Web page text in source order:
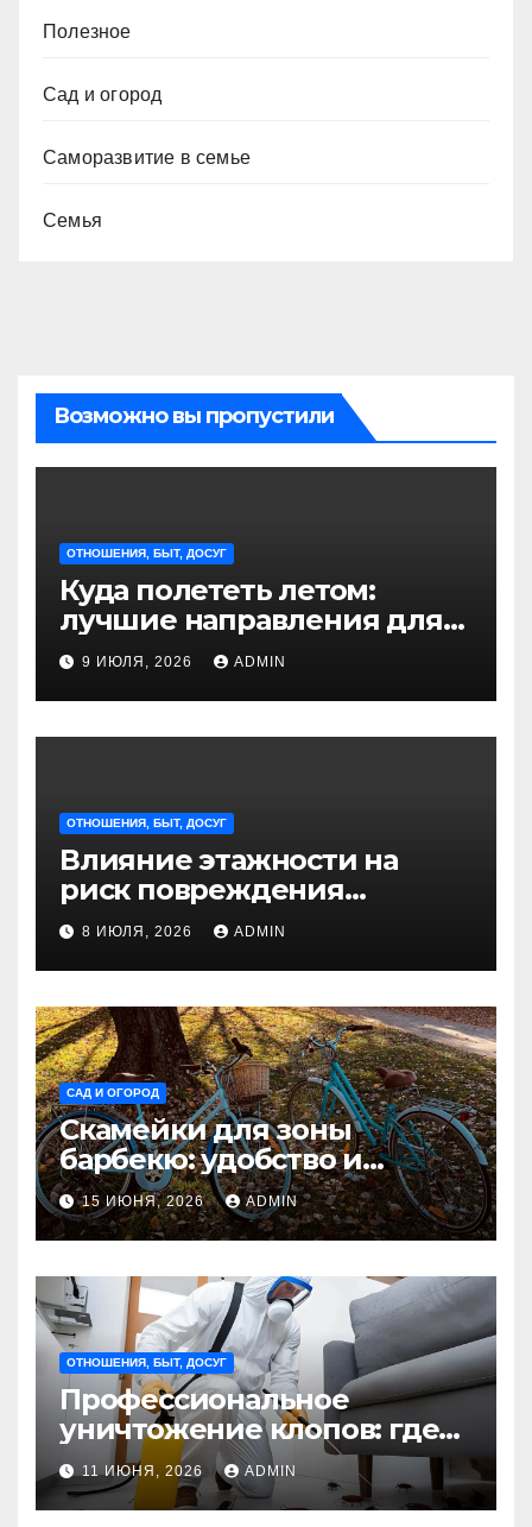
Полезное
Сад и огород
Саморазвитие в семье
Семья
Возможно вы пропустили
ОТНОШЕНИЯ, БЫТ, ДОСУГ
Куда полететь летом:
лучшие направления для
отдыха из Санкт-
Петербурга
9 ИЮЛЯ, 2026 ADMIN
ОТНОШЕНИЯ, БЫТ, ДОСУГ
Влияние этажности на
риск повреждения
недвижимости
8 ИЮЛЯ, 2026 ADMIN
САД И ОГОРОД
Скамейки для зоны
барбекю: удобство и
безопасность на участке
Madmetal.ru
15 ИЮНЯ, 2026 ADMIN
ОТНОШЕНИЯ, БЫТ, ДОСУГ
Профессиональное
уничтожение клопов: где
оно необходимо?
11 ИЮНЯ, 2026 ADMIN